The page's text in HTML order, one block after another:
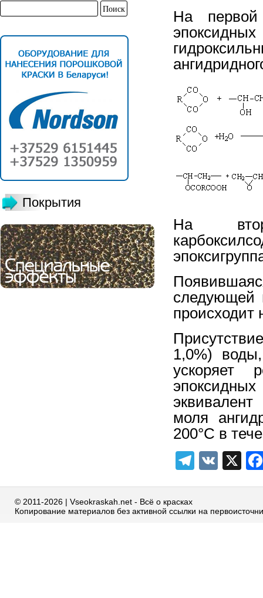
Покрытия
На первой
На
следующей
происходит
1,0%)
ускоряет
моля
200°С в
VK X
© 2011-2026 | Vseokraskah.net - Всё о красках
Копирование материалов без активной ссылки на